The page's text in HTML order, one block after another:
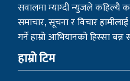
सवालमा म्याग्दी न्युजले कहिल्यै
समाचार, सूचना र विचार
गर्ने हाम्रो आभियानको हिस्सा
हाम्रो टिम